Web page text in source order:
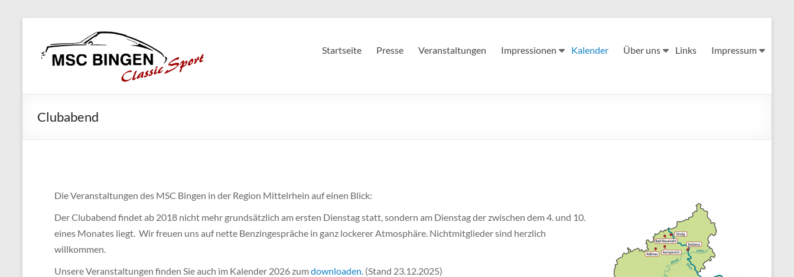
content
MSC
Bingen
Startseite Presse Veranstaltungen Impressionen Kalender Über uns Links Impressum
Clubabend
Die Veranstaltungen des MSC Bingen in der Region Mittelrhein auf einen Blick:
Der Clubabend findet ab 2018 nicht mehr grundsätzlich am ersten Dienstag statt, sondern am Dienstag der zwischen dem 4. und 10.
eines Monates liegt. Wir freuen uns auf nette Benzingespräche in ganz lockerer Atmosphäre. Nichtmitglieder sind herzlich
willkommen.
Unsere Veranstaltungen finden Sie auch im Kalender 2026 zumdownloaden. (Stand 23.12.2025)